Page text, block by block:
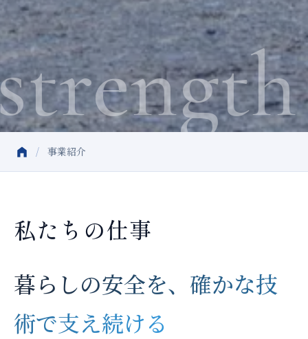
/ 事業紹介
私たちの仕事
暮らしの安全を、確かな技
術で支え続ける